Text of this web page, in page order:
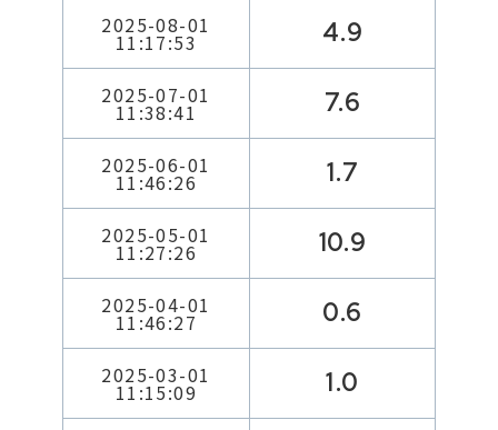
2025-08-01
11:17:53 4.9
2025-07-01
11:38:41 7.6
2025-06-01
11:46:26 1.7
2025-05-01
11:27:26 10.9
2025-04-01
11:46:27 0.6
2025-03-01
11:15:09 1.0